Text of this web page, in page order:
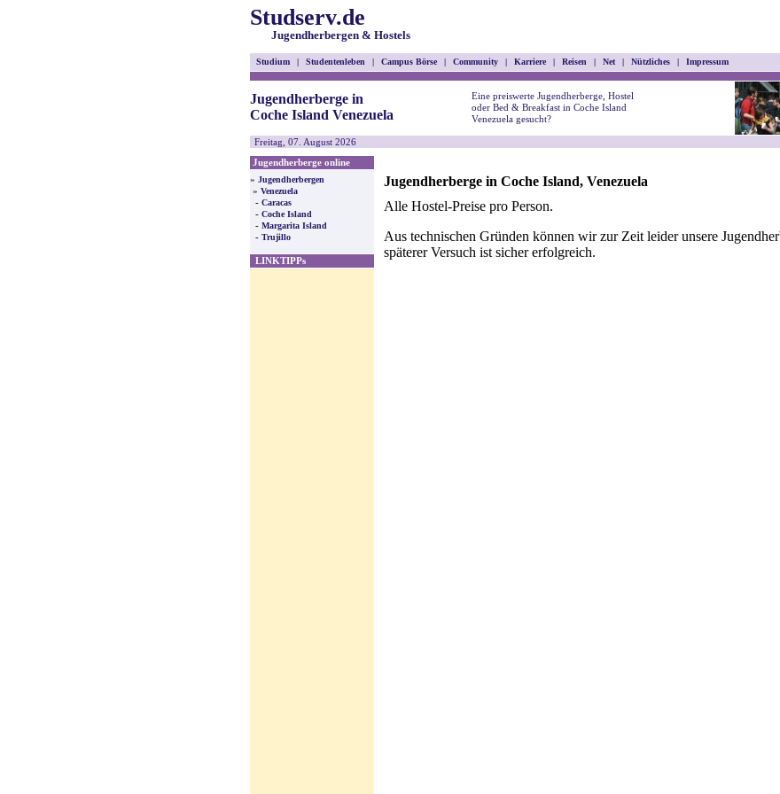
Studserv.de
Jugendherbergen & Hostels
Studium | Studentenleben | Campus Börse | Community | Karriere | Reisen | Net | Nützliches | Impressum
Jugendherberge in
Coche Island Venezuela
Eine preiswerte Jugendherberge, Hostel
oder Bed & Breakfast in Coche Island
Venezuela gesucht?
Freitag, 07. August 2026
Jugendherberge online
» Jugendherbergen
» Venezuela
- Caracas
- Coche Island
- Margarita Island
- Trujillo
LINKTIPPs
Jugendherberge in Coche Island, Venezuela
Alle Hostel-Preise pro Person.
Aus technischen Gründen können wir zur Zeit leider unsere
späterer Versuch ist sicher erfolgreich.